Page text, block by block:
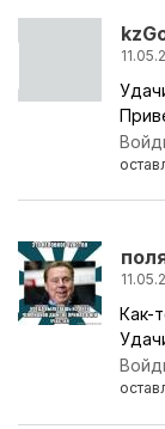
Как-